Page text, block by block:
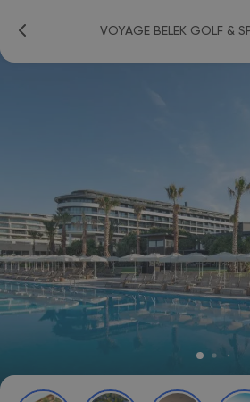
VOYAGE BELEK GOLF &